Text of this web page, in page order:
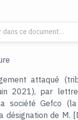
attaqué
2021), par
société Gefco
désignation de M.